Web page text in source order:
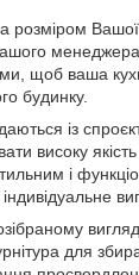
розміром
щоб ваша
будинку.
із
високу
і
для